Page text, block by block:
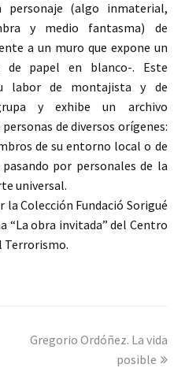
personaje (algo inmaterial,
y medio fantasma) de
a un muro que expone un
papel en blanco-. Este
labor de montajista y de
y exhibe un archivo
de diversos orígenes:
de su entorno local o de
por personales de la
universal.
la Colección Fundació Sorigué
“La obra invitada” del Centro
Terrorismo.
next
Gregorio Ordóñez. La vida
posible